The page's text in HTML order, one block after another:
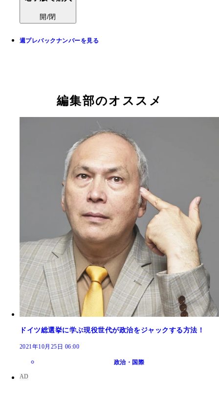
開/閉
週プレバックナンバーを見る
編集部のオススメ
ドイツ総選挙に学ぶ現役世代が政治をジャックする方法！
2021年10月25日 06:00
政治・国際